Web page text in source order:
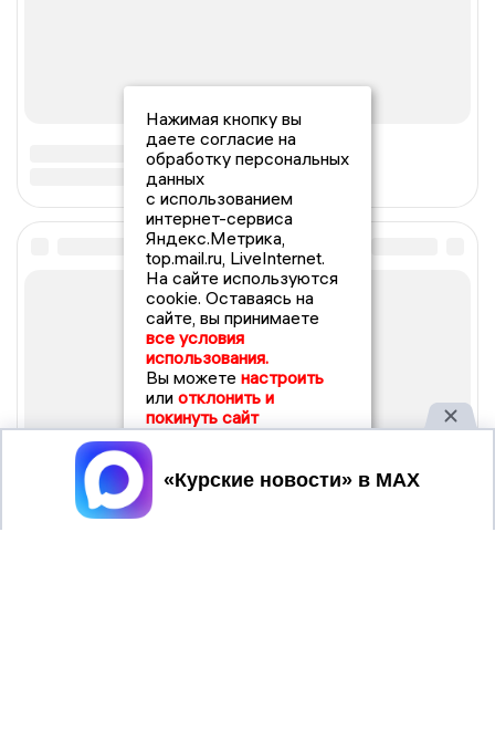
Нажимая кнопку вы
даете согласие на
обработку персональных
данных
с использованием
интернет-сервиса
Яндекс.Метрика,
top.mail.ru, LiveInternet.
На сайте используются
cookie. Оставаясь на
сайте, вы принимаете
все условия
использования.
Вы можете настроить
или отклонить и
покинуть сайт
Принять